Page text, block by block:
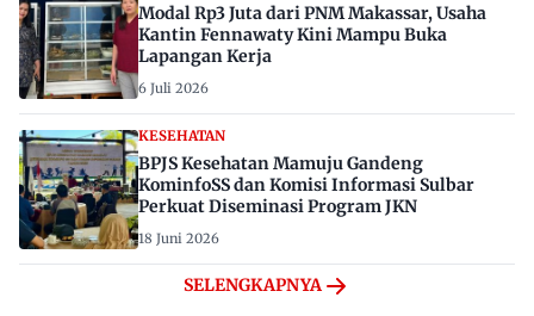
Modal Rp3 Juta dari PNM Makassar, Usaha
Kantin Fennawaty Kini Mampu Buka
Lapangan Kerja
6 Juli 2026
KESEHATAN
BPJS Kesehatan Mamuju Gandeng
KominfoSS dan Komisi Informasi Sulbar
Perkuat Diseminasi Program JKN
18 Juni 2026
SELENGKAPNYA